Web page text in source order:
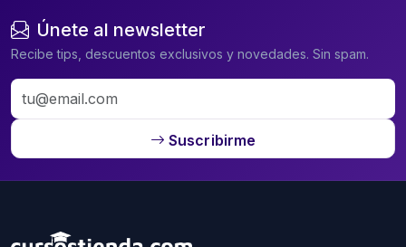
Únete al newsletter
Recibe tips, descuentos exclusivos y novedades. Sin spam.
Suscribirme